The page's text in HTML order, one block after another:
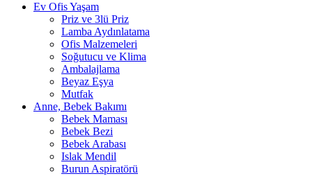
Ev Ofis Yaşam
Priz ve 3lü Priz
Lamba Aydınlatama
Ofis Malzemeleri
Soğutucu ve Klima
Ambalajlama
Beyaz Eşya
Mutfak
Anne, Bebek Bakımı
Bebek Maması
Bebek Bezi
Bebek Arabası
Islak Mendil
Burun Aspiratörü